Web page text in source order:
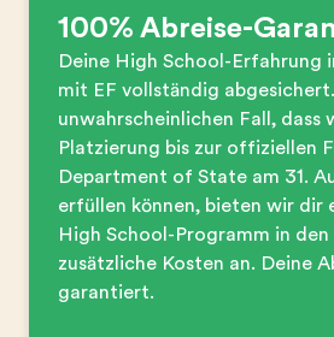
100% Abreise-
Deine High School-Erfahrung
mit EF vollständig
unwahrscheinlichen Fall, dass
Platzierung bis zur offiziellen
Department of State am 31.
erfüllen können, bieten wir dir
High School-Programm in den
zusätzliche Kosten an. Deine
garantiert.